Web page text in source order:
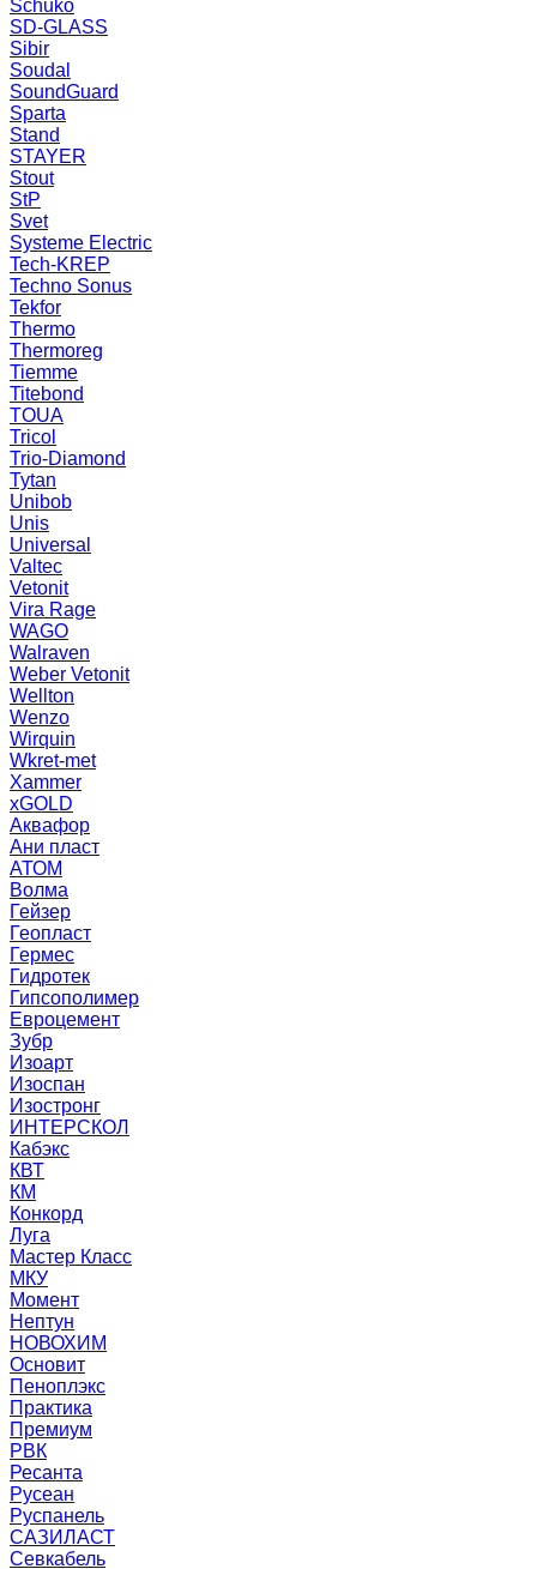
Schuko
SD-GLASS
Sibir
Soudal
SoundGuard
Sparta
Stand
STAYER
Stout
StP
Svet
Systeme Electric
Tech-KREP
Techno Sonus
Tekfor
Thermo
Thermoreg
Tiemme
Titebond
TOUA
Tricol
Trio-Diamond
Tytan
Unibob
Unis
Universal
Valtec
Vetonit
Vira Rage
WAGO
Walraven
Weber Vetonit
Wellton
Wenzo
Wirquin
Wkret-met
Xammer
xGOLD
Аквафор
Ани пласт
АТОМ
Волма
Гейзер
Геопласт
Гермес
Гидротек
Гипсополимер
Евроцемент
Зубр
Изоарт
Изоспан
Изостронг
ИНТЕРСКОЛ
Кабэкс
КВТ
КМ
Конкорд
Луга
Мастер Класс
МКУ
Момент
Нептун
НОВОХИМ
Основит
Пеноплэкс
Практика
Премиум
РВК
Ресанта
Русеан
Руспанель
САЗИЛАСТ
Севкабель